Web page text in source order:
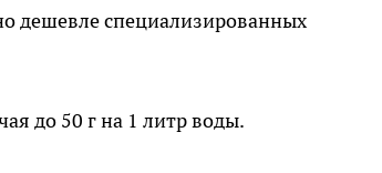
дешевле специализированных
до 50 г на 1 литр воды.